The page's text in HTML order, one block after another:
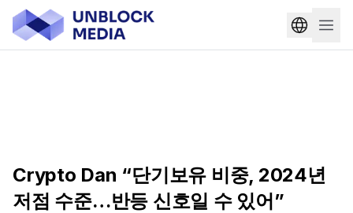
Crypto Dan “단기보유 비중, 2024년
저점 수준…반등 신호일 수 있어”